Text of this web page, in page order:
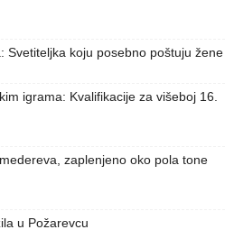
Svetiteljka koju posebno poštuju žene
igrama: Kvalifikacije za višeboj 16.
zaplenjeno oko pola tone
u Požarevcu